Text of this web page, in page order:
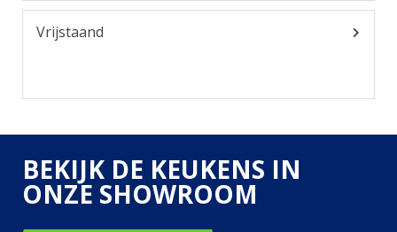
Vrijstaand
BEKIJK DE KEUKENS IN
ONZE SHOWROOM